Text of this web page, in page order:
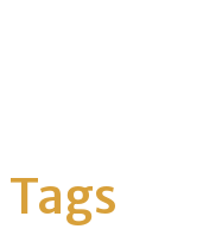
Tags